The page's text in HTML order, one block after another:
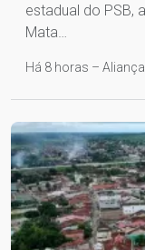
estadual do PSB,
Mata…
Há 8 horas – Aliança